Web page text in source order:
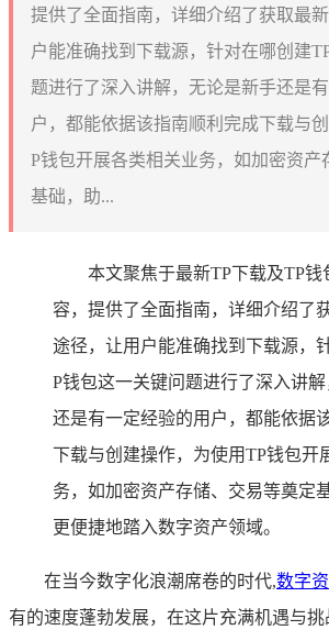
提供了全面指南，详细介绍了获取最
户能准确找到下载源，针对在哪创建
题进行了深入讲解，无论是新手还是
户，都能依据该指南顺利完成下载与
P钱包开展各类相关业务，如加密资产
基础，助...
本文聚焦于最新TP下载及TP钱
容，提供了全面指南，详细介绍了
途径，让用户能准确找到下载源，
P钱包这一关键问题进行了深入讲
还是有一定经验的用户，都能依据
下载与创建操作，为使用TP钱包开
务，如加密资产存储、交易等奠定
更便捷地踏入数字资产领域。
在当今数字化浪潮席卷的时代,数字
有的速度蓬勃发展，在这片充满机遇与